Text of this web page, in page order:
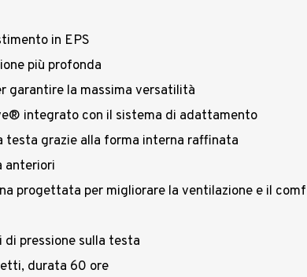
in EPS
più profonda
garantire la massima versatilità
integrato con il sistema di adattamento
testa grazie alla forma interna raffinata
anteriori
progettata per migliorare la ventilazione e il
pressione sulla testa
durata 60 ore